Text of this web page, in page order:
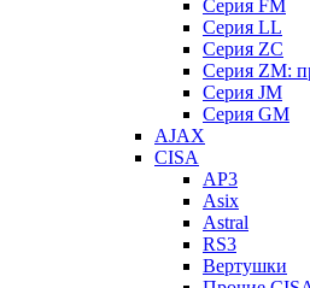
Серия FM
Серия LL
Серия ZC
Серия ZM:
Серия JM
Серия GM
AJAX
CISA
AP3
Asix
Astral
RS3
Вертушки